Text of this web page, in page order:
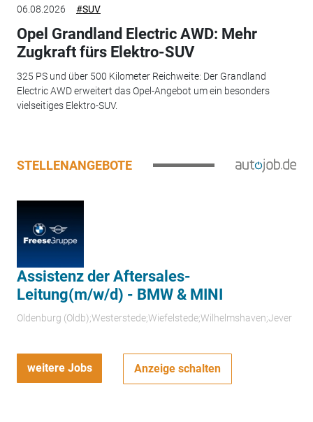
06.08.2026 #SUV
Opel Grandland Electric AWD: Mehr
Zugkraft fürs Elektro-SUV
325 PS und über 500 Kilometer Reichweite: Der Grandland
Electric AWD erweitert das Opel-Angebot um ein besonders
vielseitiges Elektro-SUV.
STELLENANGEBOTE
Assistenz der Aftersales-
Leitung(m/w/d) - BMW & MINI
Oldenburg (Oldb);Westerstede;Wiefelstede;Wilhelmshaven;Jever
weitere Jobs Anzeige schalten